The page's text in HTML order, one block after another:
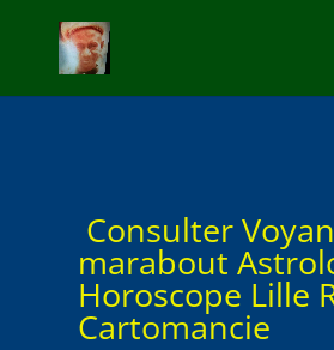
Consulter
marabout
Horoscope Lille
Cartomancie